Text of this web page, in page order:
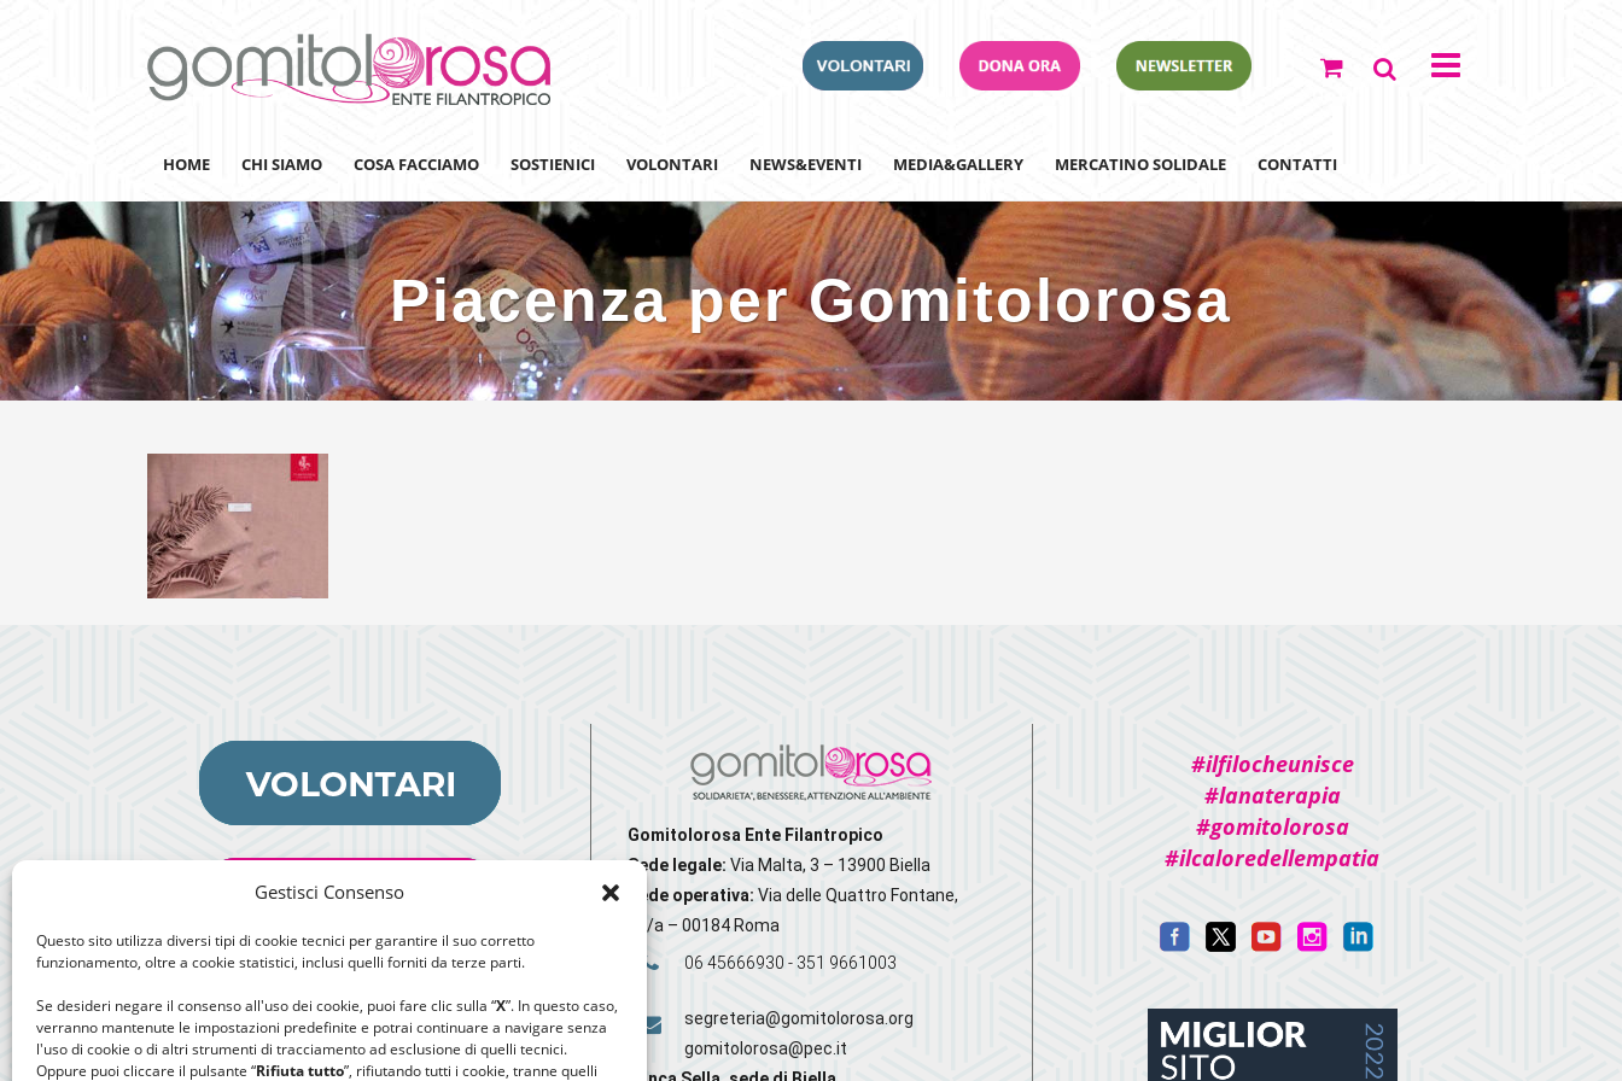
Gestisci Consenso
Questo sito utilizza diversi tipi di cookie tecnici per garantire il suo corretto
funzionamento, oltre a cookie statistici, inclusi quelli forniti da terze parti.
Se desideri negare il consenso all'uso dei cookie, puoi fare clic sulla “X”. In questo caso,
verranno mantenute le impostazioni predefinite e potrai continuare a navigare senza
l'uso di cookie o di altri strumenti di tracciamento ad esclusione di quelli tecnici.
Oppure puoi cliccare il pulsante “Rifiuta tutto”, rifiutando tutti i cookie, tranne quelli
HOME CHI SIAMO COSA FACCIAMO
Lanaterapia
Ricerca
Sensibilizzazione
SOSTIENICI
Adotta un Ospedale
Team Building
VOLONTARI NEWS&EVENTI MEDIA&GALLERY MERCATINO SOLIDALE CONTATTI
Piacenza per Gomitolorosa
Gomitolorosa Ente Filantropico
Sede legale: Via Malta, 3 – 13900 Biella
Sede operativa: Via delle Quattro Fontane,
20/a – 00184 Roma
06 45666930 - 351 9661003
segreteria@gomitolorosa.org
gomitolorosa@pec.it
#ilfilocheunisce
#lanaterapia
#gomitolorosa
#ilcaloredellempatia